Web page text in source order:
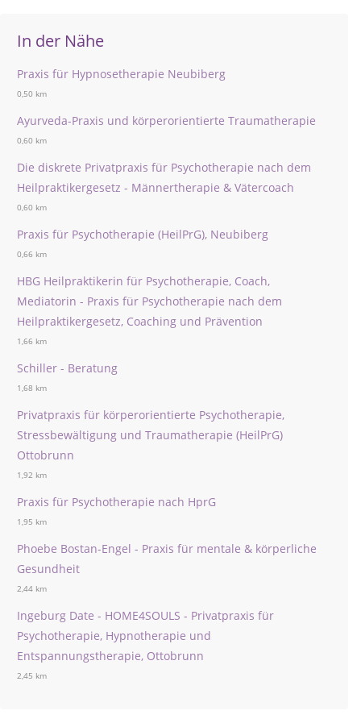
In der Nähe
Praxis für Hypnosetherapie Neubiberg
0,50 km
Ayurveda-Praxis und körperorientierte Traumatherapie
0,60 km
Die diskrete Privatpraxis für Psychotherapie nach dem
Heilpraktikergesetz - Männertherapie & Vätercoach
0,60 km
Praxis für Psychotherapie (HeilPrG), Neubiberg
0,66 km
HBG Heilpraktikerin für Psychotherapie, Coach,
Mediatorin - Praxis für Psychotherapie nach dem
Heilpraktikergesetz, Coaching und Prävention
1,66 km
Schiller - Beratung
1,68 km
Privatpraxis für körperorientierte Psychotherapie,
Stressbewältigung und Traumatherapie (HeilPrG)
Ottobrunn
1,92 km
Praxis für Psychotherapie nach HprG
1,95 km
Phoebe Bostan-Engel - Praxis für mentale & körperliche
Gesundheit
2,44 km
Ingeburg Date - HOME4SOULS - Privatpraxis für
Psychotherapie, Hypnotherapie und
Entspannungstherapie, Ottobrunn
2,45 km